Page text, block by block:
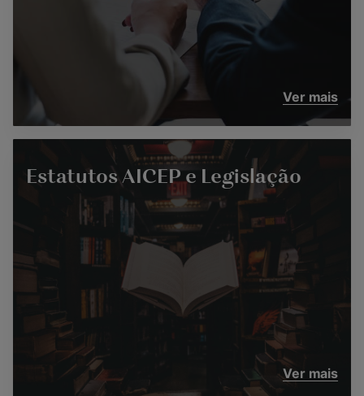
Ver mais
Estatutos AICEP e Legislação
Ver mais